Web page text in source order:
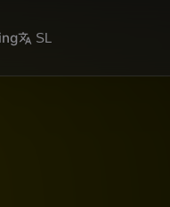
SL